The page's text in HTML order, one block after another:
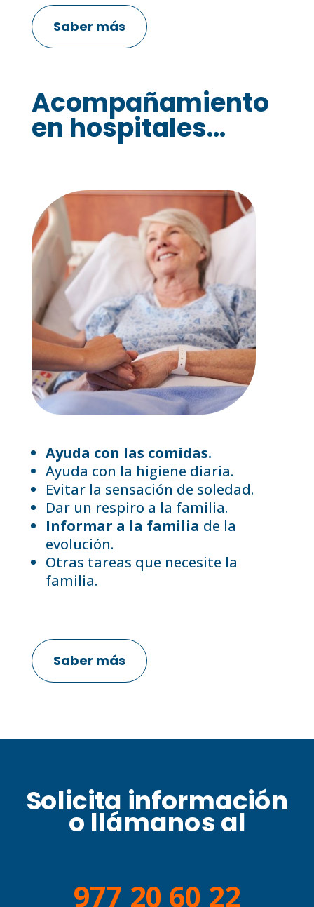
Saber más
Acompañamiento
en hospitales...
Ayuda con las comidas.
Ayuda con la higiene diaria.
Evitar la sensación de soledad.
Dar un respiro a la familia.
Informar a la familia de la
evolución.
Otras tareas que necesite la
familia.
Saber más
Solicita información
o llámanos al
977 20 60 22